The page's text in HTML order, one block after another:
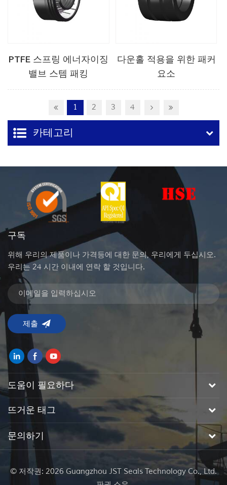
PTFE 스프링 에너자이징
밸브 스템 패킹
다운홀 적용을 위한 패커
요소
1 2 3 4
카테고리
구독
위해 우리의 제품이나 가격등에 대한 문의, 우리에게 두십시오.
우리는 24 시간 이내에 연락 할 것입니다.
도움이 필요하다
뜨거운 태그
문의하기
© 저작권: 2026 Guangzhou JST Seals Technology Co., Ltd.